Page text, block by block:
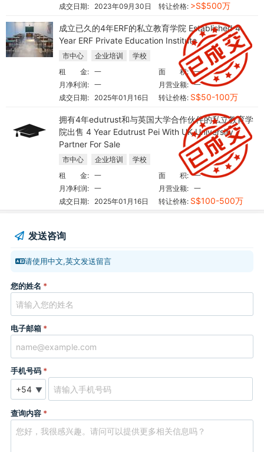
转让价格: >S$500万
成交日期: 2023年09月30日
成立已久的4年ERF的私立教育学院 Established 4
Year ERF Private Education Institute
市中心 企业培训
学校
面 积: 一
租 金: 一
月营业额: 一
月净利润: 一
转让价格: S$50-100万
成交日期: 2025年01月16日
拥有4年edutrust和与英国大学合作伙伴的私立教育学
院出售 4 Year Edutrust Pei With UK University
Partner For Sale
市中心 企业培训
学校
面 积: 一
租 金: 一
月营业额: 一
月净利润: 一
转让价格: S$100-500万
成交日期: 2025年01月16日
发送咨询
请使用中文,英文发送留言
您的姓名 *
电子邮箱 *
手机号码 *
▼
查询内容 *